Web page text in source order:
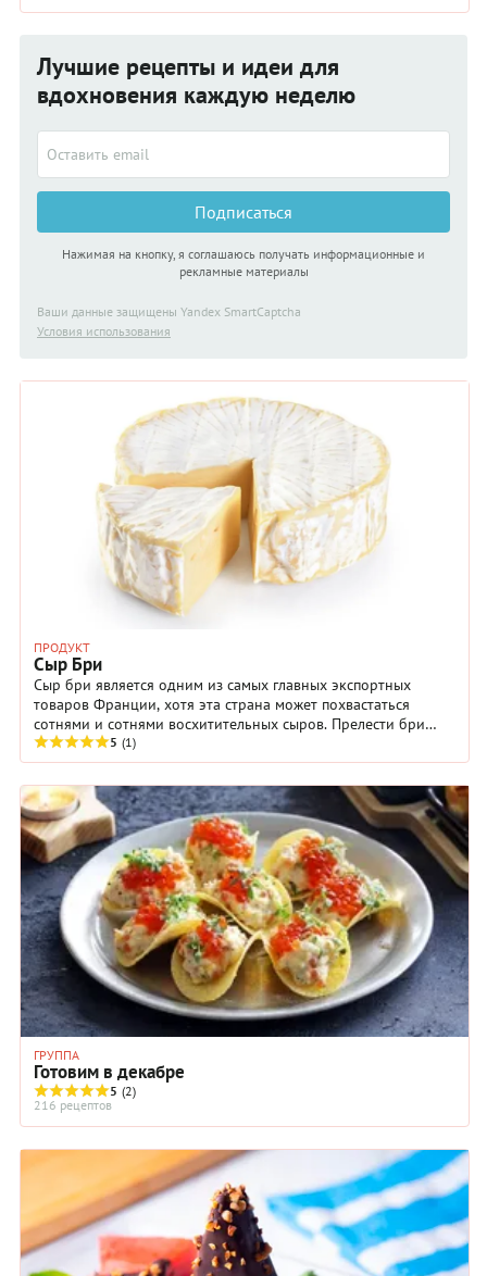
Лучшие рецепты и идеи для
вдохновения каждую неделю
Подписаться
Нажимая на кнопку, я соглашаюсь получать информационные и
рекламные материалы
Ваши данные защищены Yandex SmartCaptcha
Условия использования
ПРОДУКТ
Сыр Бри
Сыр бри является одним из самых главных экспортных
товаров Франции, хотя эта страна может похвастаться
сотнями и сотнями восхитительных сыров. Прелести бри
очевидны: мягкая белая корка заключает в ...
5 (1)
ГРУППА
Готовим в декабре
5 (2)
216 рецептов